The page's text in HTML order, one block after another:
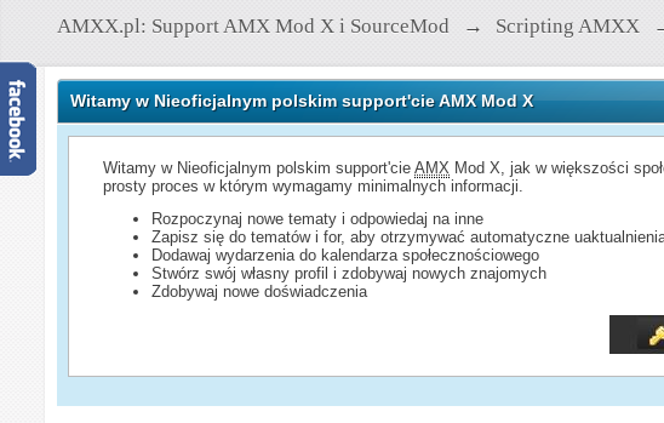
AMXX.pl: Support AMX Mod X i SourceMod → Scripting AMXX
Witamy w Nieoficjalnym polskim support'cie AMX Mod X
Witamy w Nieoficjalnym polskim support'cieAMX Mod X, jak w większości
prosty proces w którym wymagamy minimalnych informacji.
Rozpoczynaj nowe tematy i odpowiedaj na inne
Zapisz się do tematów i for, aby otrzymywać automatyczne
Dodawaj wydarzenia do kalendarza społecznościowego
Stwórz swój własny profil i zdobywaj nowych znajomych
Zdobywaj nowe doświadczenia